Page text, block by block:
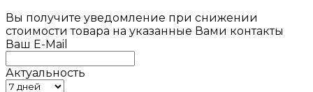
Вы получите уведомление при снижении
стоимости товара на указанные Вами контакты
Ваш E-Mail
Актуальность